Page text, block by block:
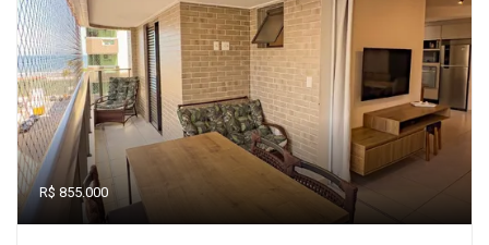
R$ 855.000